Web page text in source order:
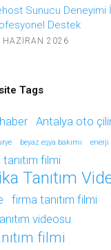
Sunucu Deneyimi
Destek
HAZIRAN 2026
Tags
Antalya oto
beyaz eşya bakımı
filmi
Tanıtım
firma tanıtım filmi
videosu
filmi